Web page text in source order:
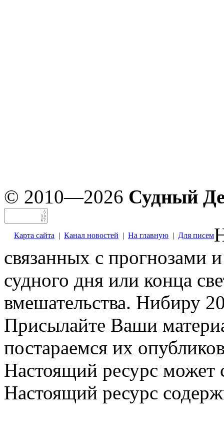
© 2010—2026 Судный
Карта сайта | Канал новостей | На главную | Для писем
связанных с прогнозами
судного дня или конца
вмешательства. Нибиру
Присылайте Ваши
постараемся их
Настоящий ресурс может
Настоящий ресурс